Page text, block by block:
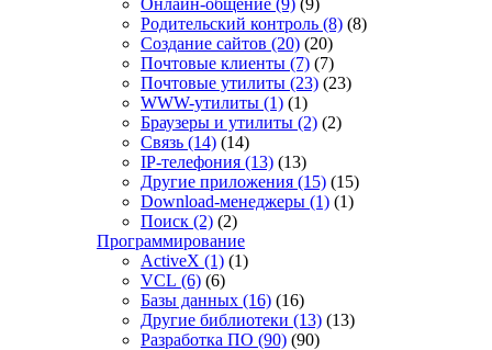
Родительский контроль (8) (8)
Создание сайтов (20) (20)
Почтовые клиенты (7) (7)
Почтовые утилиты (23) (23)
WWW-утилиты (1) (1)
Браузеры и утилиты (2) (2)
Связь (14) (14)
IP-телефония (13) (13)
Другие приложения (15) (15)
Download-менеджеры (1) (1)
Поиск (2) (2)
Программирование
ActiveX (1) (1)
VCL (6) (6)
Базы данных (16) (16)
Другие библиотеки (13) (13)
Разработка ПО (90) (90)